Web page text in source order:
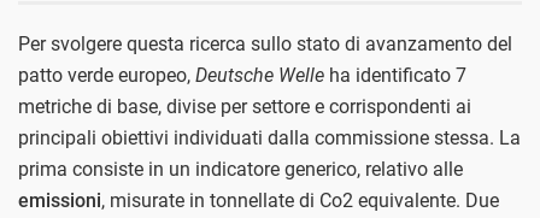
Per svolgere questa ricerca sullo stato di avanzamento del
patto verde europeo, Deutsche Welle ha identificato 7
metriche di base, divise per settore e corrispondenti ai
principali obiettivi individuati dalla commissione stessa. La
prima consiste in un indicatore generico, relativo alle
emissioni, misurate in tonnellate di Co2 equivalente. Due